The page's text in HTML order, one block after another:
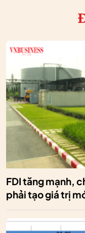
FDI tăng mạnh,
phải tạo giá trị